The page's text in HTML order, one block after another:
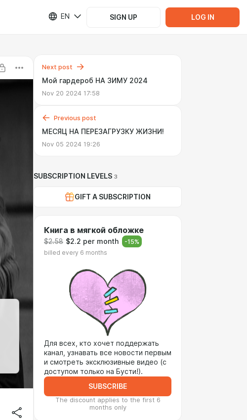
EN SIGN UP LOG IN
Next post
Мой гардероб НА ЗИМУ 2024
Nov 20 2024 17:58
Previous post
МЕСЯЦ НА ПЕРЕЗАГРУЗКУ ЖИЗНИ!
Nov 05 2024 19:26
SUBSCRIPTION LEVELS 3
GIFT A SUBSCRIPTION
Книга в мягкой обложке
$2.58 $2.2 per month -15%
billed every 6 months
Для всех, кто хочет поддержать
канал, узнавать все новости первым
и смотреть эксклюзивные видео (с
доступом только на Бусти!).
SUBSCRIBE
The discount applies to the first 6
months only